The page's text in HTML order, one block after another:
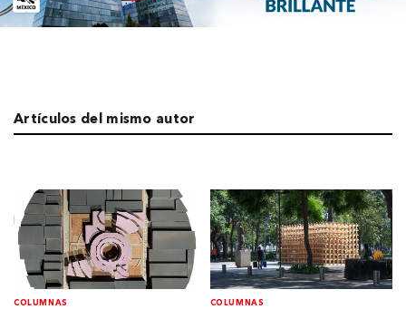
Artículos del mismo autor
COLUMNAS COLUMNAS